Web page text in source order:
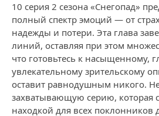
10 серия 2 сезона «Снегопад»
полный спектр эмоций — от
надежды и потери. Эта глава
линий, оставляя при этом
что готовьтесь к насыщенному,
увлекательному зрительскому
оставит равнодушным никого. Не
захватывающую серию, которая
находкой для всех поклонников